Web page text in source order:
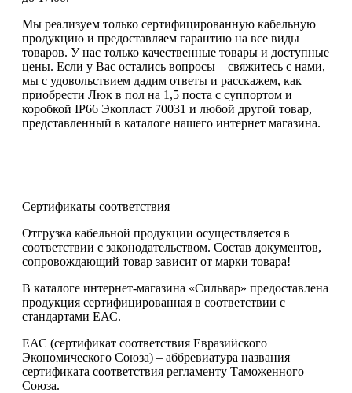
Мы реализуем только сертифицированную кабельную
продукцию и предоставляем гарантию на все виды
товаров. У нас только качественные товары и доступные
цены. Если у Вас остались вопросы – свяжитесь с нами,
мы с удовольствием дадим ответы и расскажем, как
приобрести Люк в пол на 1,5 поста с суппортом и
коробкой IP66 Экопласт 70031 и любой другой товар,
представленный в каталоге нашего интернет магазина.
Сертификаты соответствия
Отгрузка кабельной продукции осуществляется в
соответствии с законодательством. Состав документов,
сопровождающий товар зависит от марки товара!
В каталоге интернет-магазина «Сильвар» предоставлена
продукция сертифицированная в соответствии с
стандартами ЕАС.
ЕАС (сертификат соответствия Евразийского
Экономического Союза) – аббревиатура названия
сертификата соответствия регламенту Таможенного
Союза.